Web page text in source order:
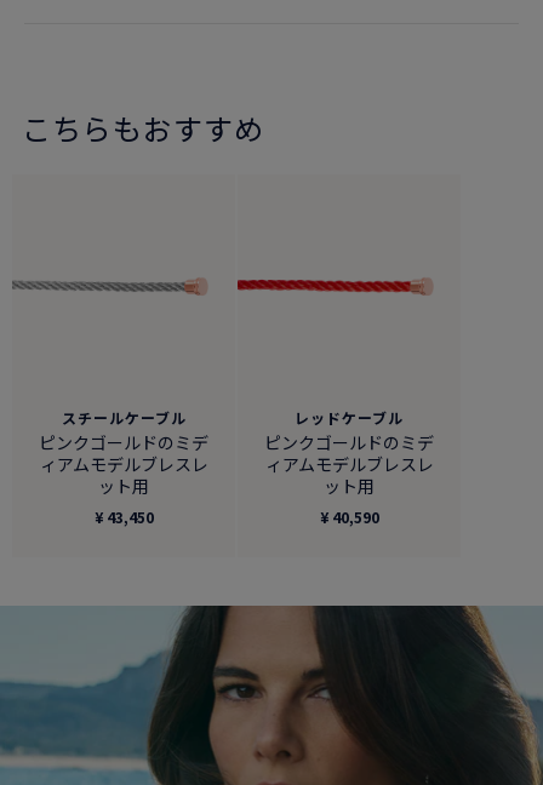
こちらもおすすめ
スチールケーブル
ピンクゴールドのミデ
ィアムモデルブレスレ
ット用
¥ 43,450
レッドケーブル
ピンクゴールドのミデ
ィアムモデルブレスレ
ット用
¥ 40,590